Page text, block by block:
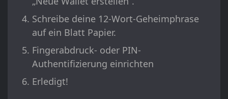
Schreibe deine 12-Wort-Geheimphrase
auf ein Blatt Papier.
Fingerabdruck- oder PIN-
Authentifizierung einrichten
Erledigt!